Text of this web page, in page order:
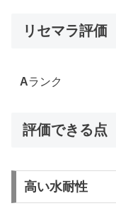
リセマラ評価
Aランク
評価できる点
高い水耐性